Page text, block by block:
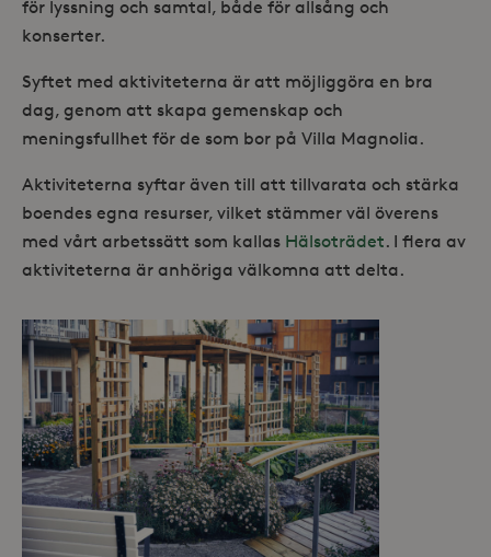
för lyssning och samtal, både för allsång och
konserter.
Syftet med aktiviteterna är att möjliggöra en bra
dag, genom att skapa gemenskap och
meningsfullhet för de som bor på Villa Magnolia.
Aktiviteterna syftar även till att tillvarata och stärka
boendes egna resurser, vilket stämmer väl överens
med vårt arbetssätt som kallas Hälsoträdet. I flera av
aktiviteterna är anhöriga välkomna att delta.